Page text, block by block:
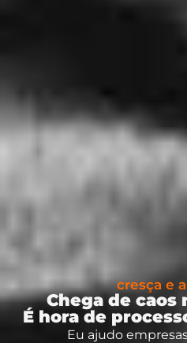
cresça e
Chega de caos
É hora de
Eu ajudo